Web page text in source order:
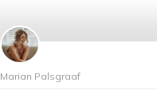
Marian Palsgraaf